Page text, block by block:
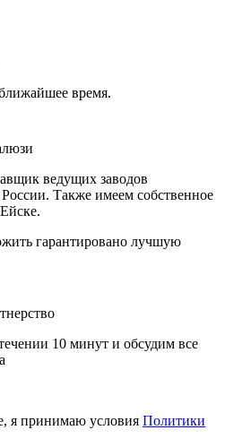
время.
ведущих заводов
Также имеем собственное
гарантировано лучшую
10 минут и обсудим все
я принимаю условия Политики